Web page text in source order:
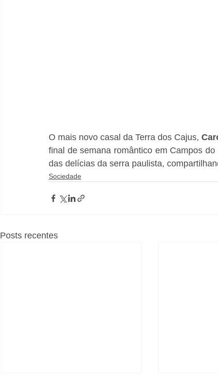
O mais novo casal da Terra dos Cajus,
final de semana romântico em Campos
das delícias da serra paulista,
Sociedade
Posts recentes